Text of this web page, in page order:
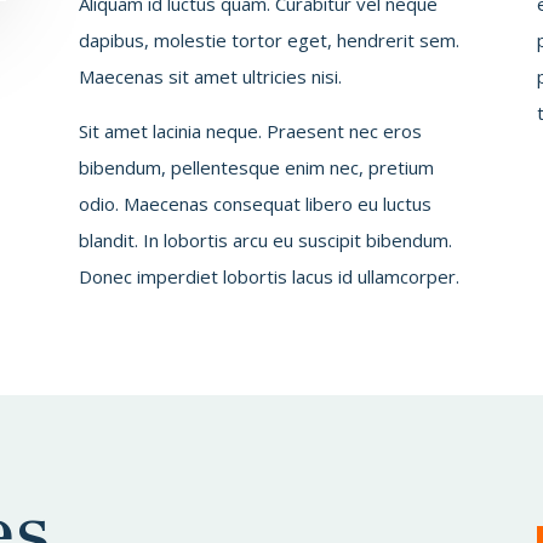
dapibus, molestie tortor eget, hendrerit sem.
Maecenas sit amet ultricies nisi.
Sit amet lacinia neque. Praesent nec eros
bibendum, pellentesque enim nec, pretium
odio. Maecenas consequat libero eu luctus
blandit. In lobortis arcu eu suscipit bibendum.
Donec imperdiet lobortis lacus id ullamcorper.